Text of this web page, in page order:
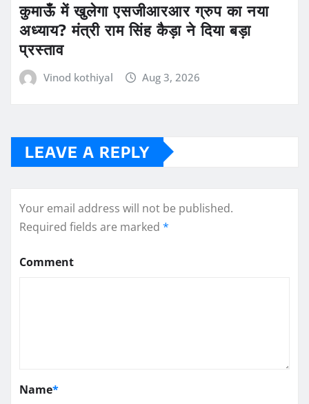
कुमाऊँ में खुलेगा एसजीआरआर ग्रुप का नया
अध्याय? मंत्री राम सिंह कैड़ा ने दिया बड़ा
प्रस्ताव
Vinod kothiyal Aug 3, 2026
LEAVE A REPLY
Your email address will not be published.
Required fields are marked *
Comment
Name*